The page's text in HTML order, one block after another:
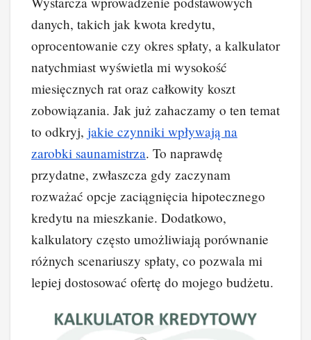
danych, takich jak kwota kredytu,
oprocentowanie czy okres spłaty, a kalkulator
natychmiast wyświetla mi wysokość
miesięcznych rat oraz całkowity koszt
zobowiązania. Jak już zahaczamy o ten temat
to odkryj, jakie czynniki wpływają na
zarobki saunamistrza. To naprawdę
przydatne, zwłaszcza gdy zaczynam
rozważać opcje zaciągnięcia hipotecznego
kredytu na mieszkanie. Dodatkowo,
kalkulatory często umożliwiają porównanie
różnych scenariuszy spłaty, co pozwala mi
lepiej dostosować ofertę do mojego budżetu.